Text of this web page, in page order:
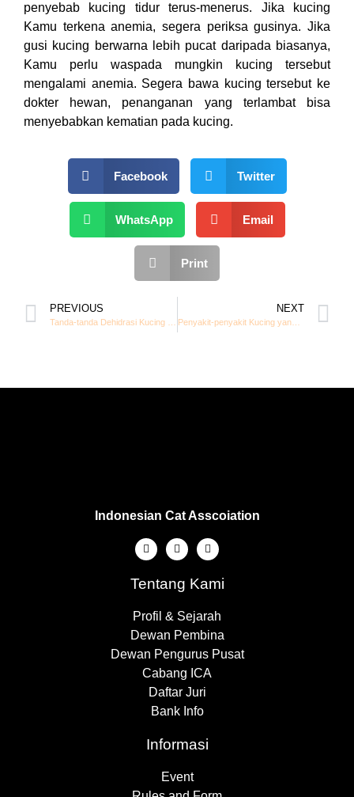
penyebab kucing tidur terus-menerus. Jika kucing
Kamu terkena anemia, segera periksa gusinya. Jika
gusi kucing berwarna lebih pucat daripada biasanya,
Kamu perlu waspada mungkin kucing tersebut
mengalami anemia. Segera bawa kucing tersebut ke
dokter hewan, penanganan yang terlambat bisa
menyebabkan kematian pada kucing.
Facebook Twitter
WhatsApp Email
Print
PREVIOUS
Tanda-tanda Dehidrasi Kucing yang Harus Kamu Perhatikan
NEXT
Penyakit-penyakit Kucing yang Membuat Berat Badannya Turun
Indonesian Cat Asscoiation
Tentang Kami
Profil & Sejarah
Dewan Pembina
Dewan Pengurus Pusat
Cabang ICA
Daftar Juri
Bank Info
Informasi
Event